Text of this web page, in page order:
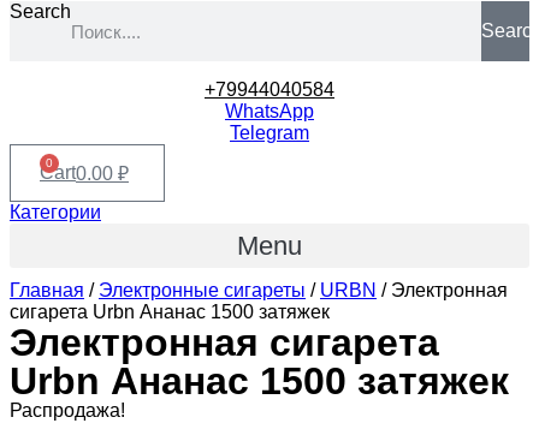
Search
+79944040584
WhatsApp
Telegram
0.00 ₽
0
Cart
Категории
Menu
Главная / Электронные сигареты / URBN / Электронная
сигарета Urbn Ананас 1500 затяжек
Электронная сигарета
Urbn Ананас 1500 затяжек
Распродажа!